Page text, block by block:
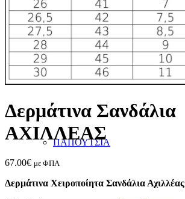
ΣΑΝΔΑΛΙΑ
ΠΑΠΟΥΤΣΙΑ
Δερμάτινα Σανδάλια
ΑΧΙΛΛΕΑΣ
67.00€ με ΦΠΑ
Δερμάτινα Χειροποίητα Σανδάλια Αχιλλέας